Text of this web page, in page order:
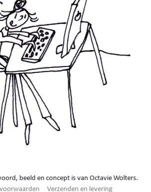
beeld en concept is van Octavie Wolters.
Verzenden en levering